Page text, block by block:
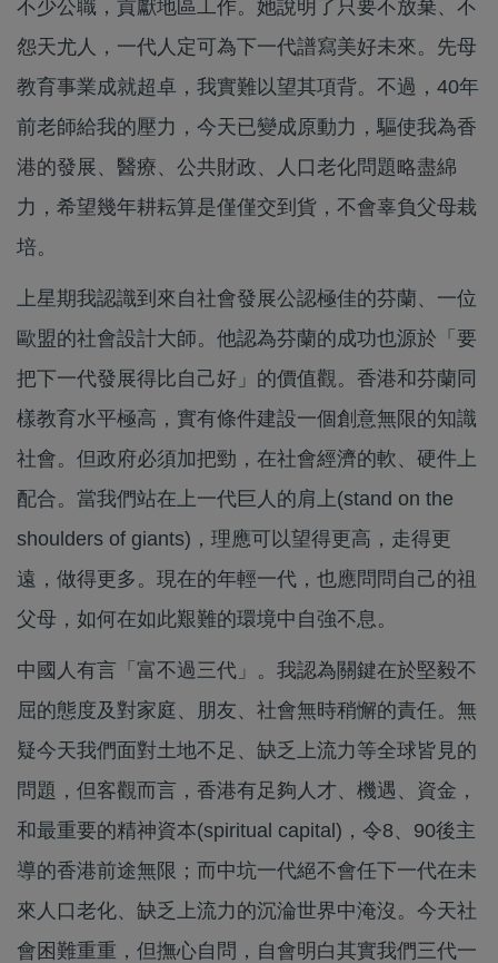
不少公職，貢獻地區工作。她說明了只要不放棄、不
怨天尤人，一代人定可為下一代譜寫美好未來。先母
教育事業成就超卓，我實難以望其項背。不過，40年
前老師給我的壓力，今天已變成原動力，驅使我為香
港的發展、醫療、公共財政、人口老化問題略盡綿
力，希望幾年耕耘算是僅僅交到貨，不會辜負父母栽
培。
上星期我認識到來自社會發展公認極佳的芬蘭、一位
歐盟的社會設計大師。他認為芬蘭的成功也源於「要
把下一代發展得比自己好」的價值觀。香港和芬蘭同
樣教育水平極高，實有條件建設一個創意無限的知識
社會。但政府必須加把勁，在社會經濟的軟、硬件上
配合。當我們站在上一代巨人的肩上(stand on the
shoulders of giants)，理應可以望得更高，走得更
遠，做得更多。現在的年輕一代，也應問問自己的祖
父母，如何在如此艱難的環境中自強不息。
中國人有言「富不過三代」。我認為關鍵在於堅毅不
屈的態度及對家庭、朋友、社會無時稍懈的責任。無
疑今天我們面對土地不足、缺乏上流力等全球皆見的
問題，但客觀而言，香港有足夠人才、機遇、資金，
和最重要的精神資本(spiritual capital)，令8、90後主
導的香港前途無限；而中坑一代絕不會任下一代在未
來人口老化、缺乏上流力的沉淪世界中淹沒。今天社
會困難重重，但撫心自問，自會明白其實我們三代一